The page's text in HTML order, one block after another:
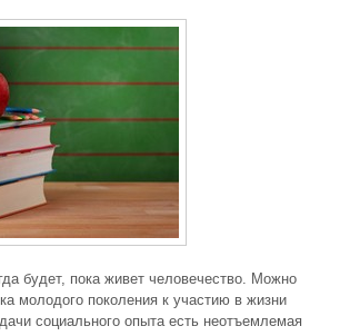
будет, пока живет человечество. Можно
молодого поколения к участию в жизни
социального опыта есть неотъемлемая